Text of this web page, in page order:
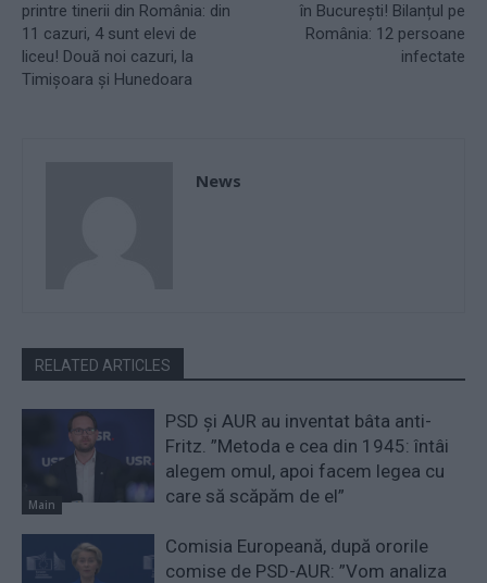
printre tinerii din România: din
11 cazuri, 4 sunt elevi de
liceu! Două noi cazuri, la
Timișoara și Hunedoara
în București! Bilanțul pe
România: 12 persoane
infectate
News
RELATED ARTICLES
Main
PSD și AUR au inventat bâta anti-
Fritz. ”Metoda e cea din 1945: întâi
alegem omul, apoi facem legea cu
care să scăpăm de el”
Comisia Europeană, după ororile
comise de PSD-AUR: ”Vom analiza